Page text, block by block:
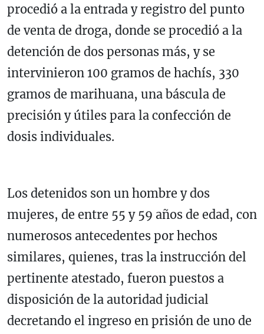
procedió a la entrada y registro del punto
de venta de droga, donde se procedió a la
detención de dos personas más, y se
intervinieron 100 gramos de hachís, 330
gramos de marihuana, una báscula de
precisión y útiles para la confección de
dosis individuales.
Los detenidos son un hombre y dos
mujeres, de entre 55 y 59 años de edad, con
numerosos antecedentes por hechos
similares, quienes, tras la instrucción del
pertinente atestado, fueron puestos a
disposición de la autoridad judicial
decretando el ingreso en prisión de uno de